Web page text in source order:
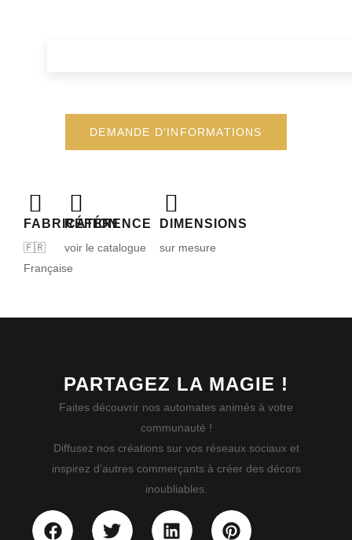
FABRICATION
🇫🇷
Française
RÉFÉRENCE
voir le catalogue
DIMENSIONS
sur mesure
DEMANDE D'INFORMATIONS
PARTAGEZ LA MAGIE !
Faites découvrir nos automates animés à votre
communauté !
Diffusez nos créations sur vos réseaux sociaux et
inspirez d’autres commerçants à créer des décors
inoubliables.